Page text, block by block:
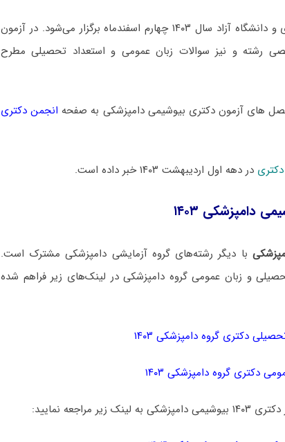
، کنکور دکتری سراسری و دانشگاه آزاد سال ۱۴۰۳ چهارم اسفندماه برگزار می‌شود. در آزمون
رشته و نیز سوالات زبان عمومی و استعداد تحصیلی مطرح
های آزمون دکتری بیوشیمی دامپزشکی به صفحه انجمن دکتری
دکتری در دهه اول اردیبهشت ۱۴۰۳ خبر داده است.
دامپزشکی ۱۴۰۳
با دیگر رشته‌های گروه آزمایشی دامپزشکی مشترک است.
و زبان عمومی گروه دامپزشکی در لینک‌های زیر فراهم شده
دکتری گروه دامپزشکی ۱۴۰۳
دکتری گروه دامپزشکی ۱۴۰۳
نمایید: